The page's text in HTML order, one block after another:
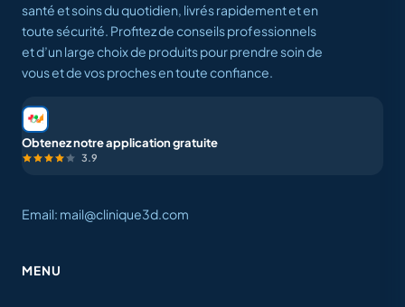
santé et soins du quotidien, livrés rapidement et en
toute sécurité. Profitez de conseils professionnels
et d’un large choix de produits pour prendre soin de
vous et de vos proches en toute confiance.
Obtenez notre application gratuite
3.9
Email: mail@clinique3d.com
MENU